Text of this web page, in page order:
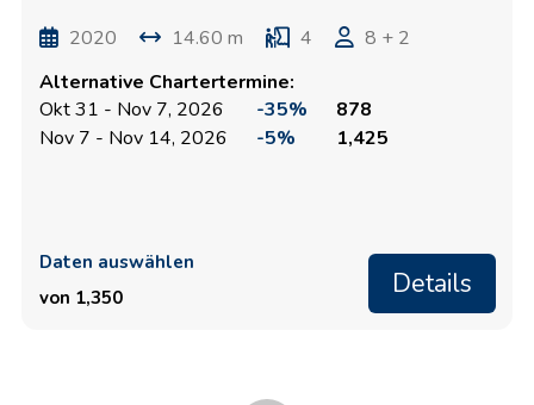
2020 14.60 m 4
8 + 2
Alternative Chartertermine:
Okt 31 - Nov 7, 2026
-35%
878
Nov 7 - Nov 14, 2026
-5% 1,425
Daten auswählen
von 1,350
Details